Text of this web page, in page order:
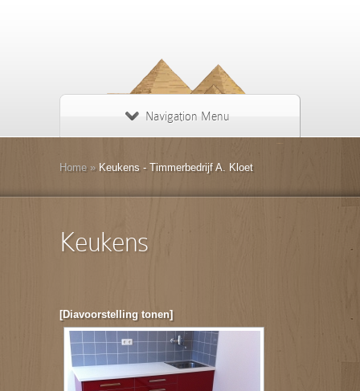
Navigation Menu
Home »Keukens - Timmerbedrijf A. Kloet
Keukens
[Diavoorstelling tonen]